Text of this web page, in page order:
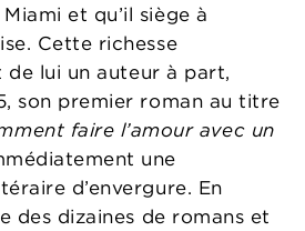
et qu’il siège à
Cette richesse
lui un auteur à part,
son premier roman au titre
faire l’amour avec un
une
d’envergure. En
des dizaines de romans et